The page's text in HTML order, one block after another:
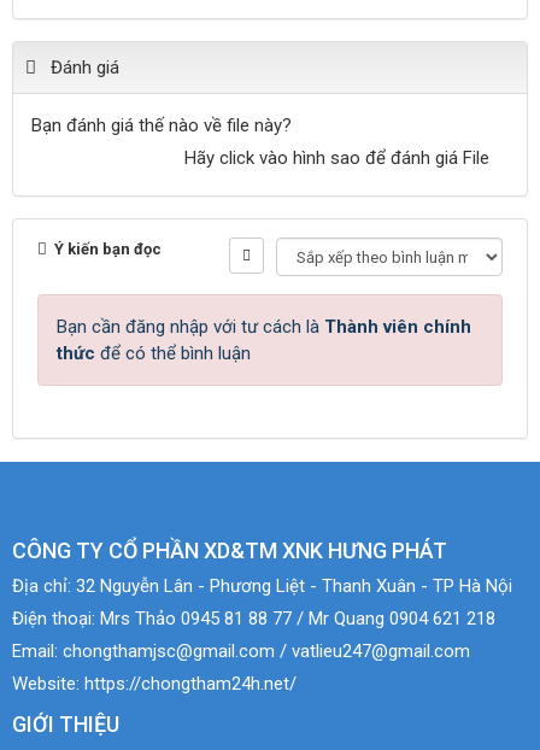
Đánh giá
Bạn đánh giá thế nào về file này?
Hãy click vào hình sao để đánh giá File
Ý kiến bạn đọc
Bạn cần đăng nhập với tư cách là Thành viên chính
thức để có thể bình luận
CÔNG TY CỔ PHẦN XD&TM XNK HƯNG PHÁT
Địa chỉ: 32 Nguyễn Lân - Phương Liệt - Thanh Xuân - TP Hà Nội
Điện thoại: Mrs Thảo 0945 81 88 77 / Mr Quang 0904 621 218
Email: chongthamjsc@gmail.com / vatlieu247@gmail.com
Website: https://chongtham24h.net/
GIỚI THIỆU